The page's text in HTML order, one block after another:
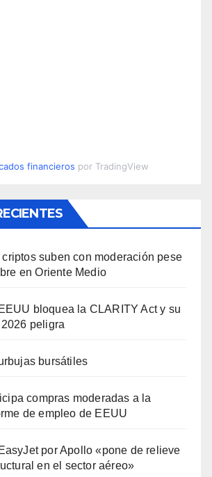
financieros por TradingView
suben con moderación pese
en Oriente Medio
bloquea la CLARITY Act y su
peligra
bursátiles
compras moderadas a la
de empleo de EEUU
por Apollo «pone de relieve
en el sector aéreo»